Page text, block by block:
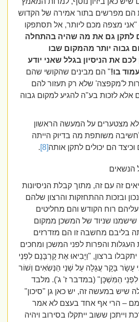
מפרשים בתור אמירה של הקדוש
מצפה מכם ליותר, אל תסתפקו
גם את מה שהיה בהתחלה
גבוה יותר מהמקום שבו
את הניסיון בגלל שאני יודע
בו!" הם מבינים שהקושי שהם
ל'מקפצה' שלא רק תעזור להם
לזכות בע"ה להגיע למקום גבוה
מצטערים על המעשה הראשון
משותפת מה בדיוק הייתה
הם יכולים לתקן אותה[8]
.
זה עם זה, מתוך קבלת הניסיונות
ובזכות ההתחזקות והרצון שלהם
רוח הקודש והם מחליטים
שניוד של המשכן ממקום
מחשבה זו הם מזדרזים
והפרות לפני המשכן ומחכים
ברצון, "וַיָּבִיאוּ אֶת קָרְבָּנָם לִפְנֵי
בָּקָר עֲגָלָה עַל שְׁנֵי הַנְּשִׂאִים וְשׁוֹר
הַמִּשְׁכָּן" (במדבר ז' ג'). מלבד
שיש במעשה זה, יש כאן גן "סיכון"
– הרי אף אחד בעצם לא אמר
ששוב ייתקלו בסירוב ויהיה